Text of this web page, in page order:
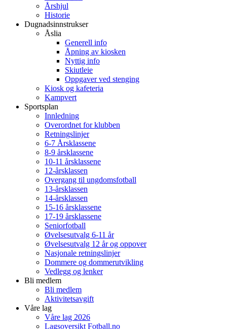
Årshjul
Historie
Dugnadsinnstrukser
Åslia
Generell info
Åpning av kiosken
Nyttig info
Skiutleie
Oppgaver ved stenging
Kiosk og kafeteria
Kampvert
Sportsplan
Innledning
Overordnet for klubben
Retningslinjer
6-7 Årsklassene
8-9 årsklassene
10-11 årsklassene
12-årsklassen
Overgang til ungdomsfotball
13-årsklassen
14-årsklassen
15-16 årsklassene
17-19 årsklassene
Seniorfotball
Øvelsesutvalg 6-11 år
Øvelsesutvalg 12 år og oppover
Nasjonale retningslinjer
Dommere og dommerutvikling
Vedlegg og lenker
Bli medlem
Bli medlem
Aktivitetsavgift
Våre lag
Våre lag 2026
Lagsoversikt Fotball.no